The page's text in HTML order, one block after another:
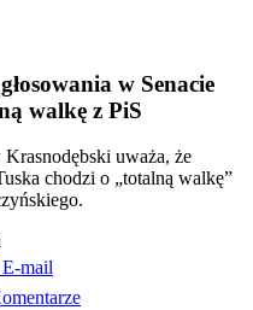
w Senacie
walkę z PiS
uważa, że
chodzi o „totalną walkę”
E-mail